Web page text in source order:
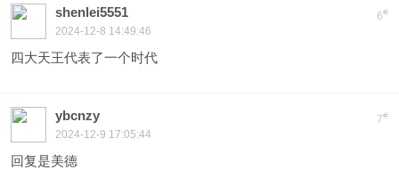
6#
shenlei5551
2024-12-8 14:49:46
四大天王代表了一个时代
7#
ybcnzy
2024-12-9 17:05:44
回复是美德